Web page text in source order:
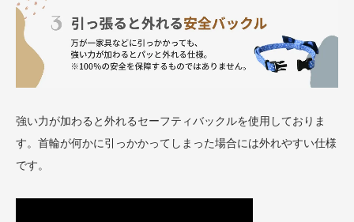
強い力が加わると外れるセーフティバックルを使用しておりま
す。首輪が何かに引っかかってしまった場合には外れやすい仕様
です。